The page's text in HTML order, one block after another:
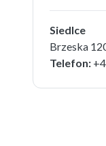
Siedlce
Brzeska
Telefon: